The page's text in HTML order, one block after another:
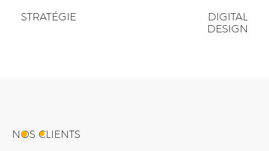
STRATÉGIE
DIGITAL
DESIGN
NOS CLIENTS